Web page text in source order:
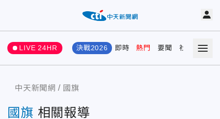
LIVE 24HR 決戰2026 即時 熱門 要聞 社會 娛樂
中天新聞網 國旗
國旗 相關報導